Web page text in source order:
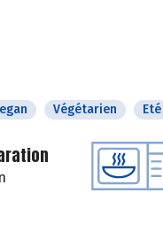
Végétarien Eté